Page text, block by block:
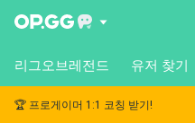
리그오브레전드 유저 찾기
🏆 프로게이머 1:1 코칭 받기!